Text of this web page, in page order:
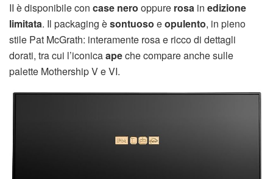
II è disponibile con case nero oppure rosa in edizione
limitata. Il packaging èsontuoso eopulento, in pieno
stile Pat McGrath: interamente rosa e ricco di dettagli
dorati, tra cui l’iconicaapeche compare anche sulle
palette Mothership V e VI.